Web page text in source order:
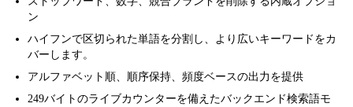
ン
ハイフンで区切られた単語を分割し、より広いキーワードをカ
バーします。
アルファベット順、順序保持、頻度ベースの出力を提供
249バイトのライブカウンターを備えたバックエンド検索語モ